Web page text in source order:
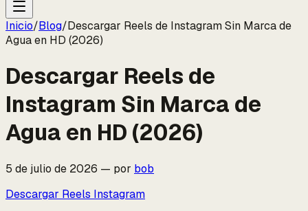
Inicio/Blog/Descargar Reels de Instagram Sin Marca de
Agua en HD (2026)
Descargar Reels de
Instagram Sin Marca de
Agua en HD (2026)
5 de julio de 2026 — por bob
Descargar Reels Instagram